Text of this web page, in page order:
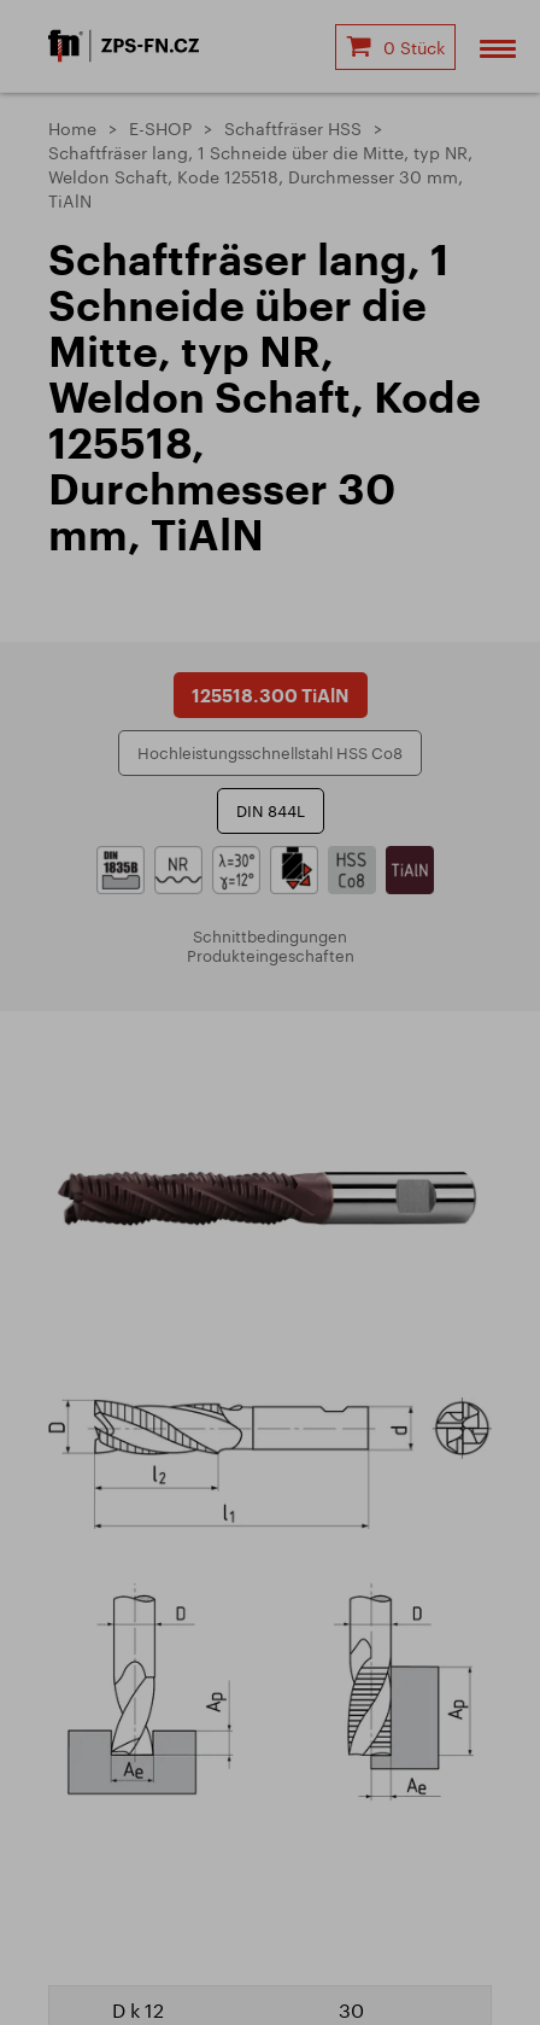
0 Stück
Home E-SHOP
Schaftfräser HSS
Schaftfräser lang, 1 Schneide über die Mitte, typ NR,
Weldon Schaft, Kode 125518, Durchmesser 30 mm,
TiAlN
Schaftfräser lang, 1
Schneide über die
Mitte, typ NR,
Weldon Schaft, Kode
125518,
Durchmesser 30
mm, TiAlN
125518.300 TiAlN
Hochleistungsschnellstahl HSS Co8
DIN 844L
Schnittbedingungen
Produkteingeschaften
30